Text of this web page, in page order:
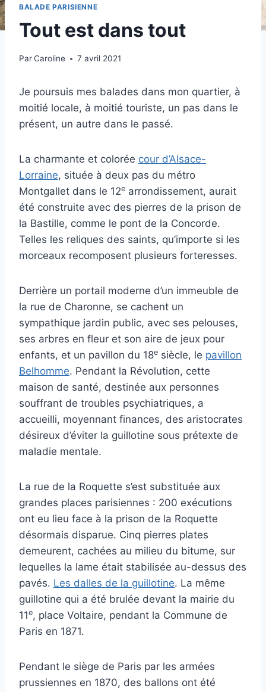
BALADE PARISIENNE
Tout est dans tout
ParCaroline 7 avril 2021
Je poursuis mes balades dans mon quartier, à
moitié locale, à moitié touriste, un pas dans le
présent, un autre dans le passé.
La charmante et colorée cour d’Alsace-
Lorraine, située à deux pas du métro
Montgallet dans le 12e arrondissement, aurait
été construite avec des pierres de la prison de
la Bastille, comme le pont de la Concorde.
Telles les reliques des saints, qu’importe si les
morceaux recomposent plusieurs forteresses.
Derrière un portail moderne d’un immeuble de
la rue de Charonne, se cachent un
sympathique jardin public, avec ses pelouses,
ses arbres en fleur et son aire de jeux pour
enfants, et un pavillon du 18e siècle, le pavillon
Belhomme. Pendant la Révolution, cette
maison de santé, destinée aux personnes
souffrant de troubles psychiatriques, a
accueilli, moyennant finances, des aristocrates
désireux d’éviter la guillotine sous prétexte de
maladie mentale.
La rue de la Roquette s’est substituée aux
grandes places parisiennes : 200 exécutions
ont eu lieu face à la prison de la Roquette
désormais disparue. Cinq pierres plates
demeurent, cachées au milieu du bitume, sur
lequelles la lame était stabilisée au-dessus des
pavés. Les dalles de la guillotine. La même
guillotine qui a été brulée devant la mairie du
11e, place Voltaire, pendant la Commune de
Paris en 1871.
Pendant le siège de Paris par les armées
prussiennes en 1870, des ballons ont été